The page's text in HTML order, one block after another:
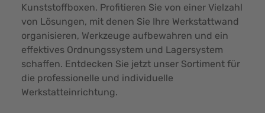
Kunststoffboxen. Profitieren Sie von einer Vielzahl
von Lösungen, mit denen Sie Ihre Werkstattwand
organisieren, Werkzeuge aufbewahren und ein
effektives Ordnungssystem und Lagersystem
schaffen. Entdecken Sie jetzt unser Sortiment für
die professionelle und individuelle
Werkstatteinrichtung.